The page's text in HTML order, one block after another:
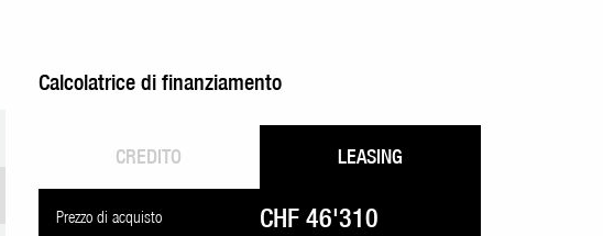
Calcolatrice di finanziamento
CREDITO LEASING
Prezzo di acquisto CHF 46'310